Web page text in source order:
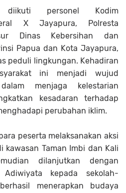
diikuti personel Kodim
X Jayapura, Polresta
Dinas Kebersihan dan
Papua dan Kota Jayapura,
peduli lingkungan. Kehadiran
ini menjadi wujud
menjaga kelestarian
kesadaran terhadap
perubahan iklim.
peserta melaksanakan aksi
kawasan Taman Imbi dan Kali
dilanjutkan dengan
kepada sekolah-
menerapkan budaya